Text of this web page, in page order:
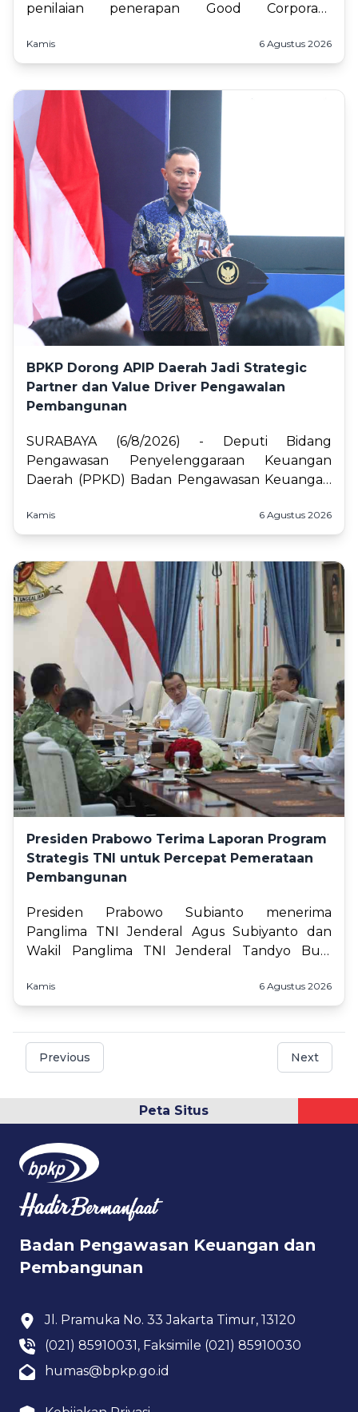
penilaian penerapan Good Corporate
(SPI), dan
Kamis 6 Agustus 2026
BPKP Dorong APIP Daerah Jadi Strategic
Partner dan Value Driver Pengawalan
Pembangunan
SURABAYA (6/8/2026) - Deputi Bidang
Pengawasan Penyelenggaraan Keuangan
Daerah (PPKD) Badan Pengawasan Keuangan
mendorong Aparat Pengawasan Int
Kamis 6 Agustus 2026
Presiden Prabowo Terima Laporan Program
Strategis TNI untuk Percepat Pemerataan
Pembangunan
Presiden Prabowo Subianto menerima
Panglima TNI Jenderal Agus Subiyanto dan
Wakil Panglima TNI Jenderal Tandyo Budi
Istana Merdeka, Jakarta, pada Kamis,
Kamis 6 Agustus 2026
Previous Next
Peta Situs
Badan Pengawasan Keuangan dan
Pembangunan
Jl. Pramuka No. 33 Jakarta Timur, 13120
(021) 85910031, Faksimile (021) 85910030
humas@bpkp.go.id